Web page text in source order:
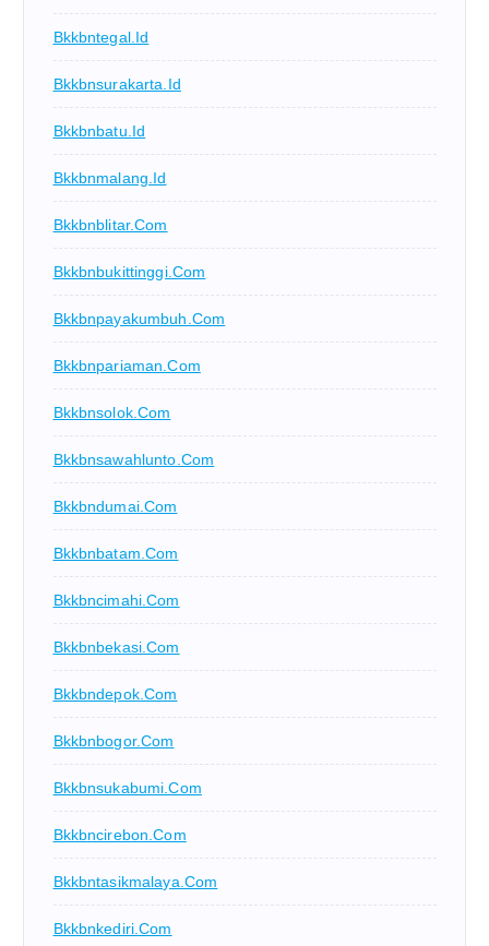
Bkkbntegal.id
Bkkbnsurakarta.id
Bkkbnbatu.id
Bkkbnmalang.id
Bkkbnblitar.com
Bkkbnbukittinggi.com
Bkkbnpayakumbuh.com
Bkkbnpariaman.com
Bkkbnsolok.com
Bkkbnsawahlunto.com
Bkkbndumai.com
Bkkbnbatam.com
Bkkbncimahi.com
Bkkbnbekasi.com
Bkkbndepok.com
Bkkbnbogor.com
Bkkbnsukabumi.com
Bkkbncirebon.com
Bkkbntasikmalaya.com
Bkkbnkediri.com